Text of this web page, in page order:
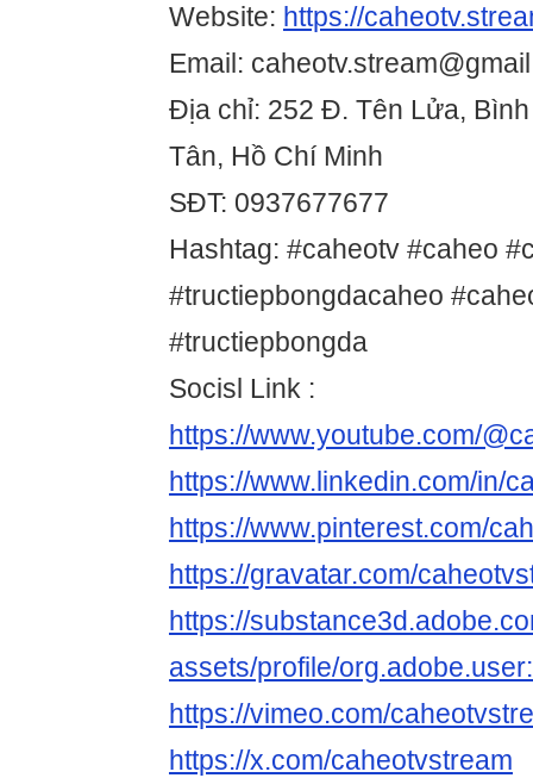
Website: https://
Email:
Địa chỉ: 252 Đ. Tên Lửa,
Tân, Hồ Chí Minh
SĐT: 0937677677
Hashtag: #caheotv #caheo
#tructiepbongdacaheo
#tructiepbongda
Socisl Link :
https://www.youtube.com/
https://www.linkedin.com/in/
https://www.pinterest.com/
https://gravatar.com/
https://
assets/profile/
https://vimeo.com/
https://x.com/caheotvstream